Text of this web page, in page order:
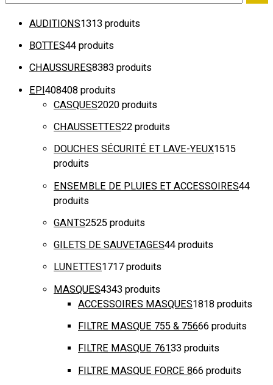
AUDITIONS1313 produits
BOTTES44 produits
CHAUSSURES8383 produits
EPI408408 produits
CASQUES2020 produits
CHAUSSETTES22 produits
DOUCHES SÉCURITÉ ET LAVE-YEUX1515
produits
ENSEMBLE DE PLUIES ET ACCESSOIRES44
produits
GANTS2525 produits
GILETS DE SAUVETAGES44 produits
LUNETTES1717 produits
MASQUES4343 produits
ACCESSOIRES MASQUES1818 produits
FILTRE MASQUE 755 & 75666 produits
FILTRE MASQUE 76133 produits
FILTRE MASQUE FORCE 866 produits